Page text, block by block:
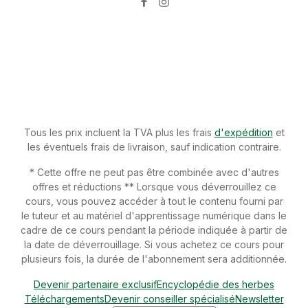
g.Constituants analytiques: protéine brute 2,5%. matière
Tous les prix incluent la TVA plus les frais d'expédition et
les éventuels frais de livraison, sauf indication contraire.
* Cette offre ne peut pas être combinée avec d'autres
offres et réductions ** Lorsque vous déverrouillez ce
cours, vous pouvez accéder à tout le contenu fourni par
le tuteur et au matériel d'apprentissage numérique dans le
cadre de ce cours pendant la période indiquée à partir de
la date de déverrouillage. Si vous achetez ce cours pour
plusieurs fois, la durée de l'abonnement sera additionnée.
Devenir partenaire exclusifEncyclopédie des herbes
TéléchargementsDevenir conseiller spécialiséNewsletter